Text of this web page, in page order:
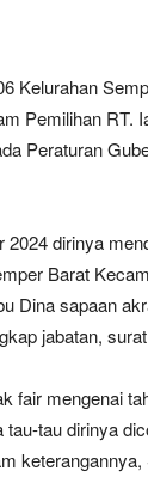
Kelurahan
Pemilihan RT.
Peraturan
dirinya
Barat
Dina sapaan
jabatan,
fair mengenai
tau dirinya